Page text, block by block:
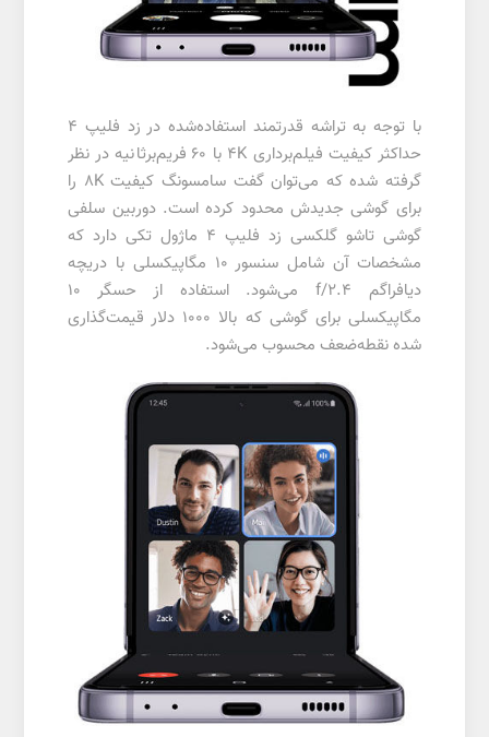
با توجه به تراشه قدرتمند استفاده‌شده در زد فلیپ 4
حداکثر کیفیت فیلم‌برداری 4K با 60 فریم‌برثانیه در نظر
گرفته شده که می‌توان گفت سامسونگ کیفیت 8K را
برای گوشی جدیدش محدود کرده است. دوربین سلفی
گوشی تاشو گلکسی زد فلیپ 4 ماژول تکی دارد که
مشخصات آن شامل سنسور 10 مگاپیکسلی با دریچه
دیافراگم f/2.4 می‌شود. استفاده از حسگر 10
مگاپیکسلی برای گوشی که بالا 1000 دلار قیمت‌گذاری
شده نقطه‌ضعف محسوب می‌شود.